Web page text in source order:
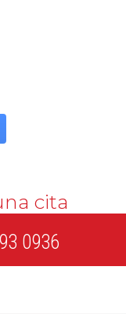
cita
0936